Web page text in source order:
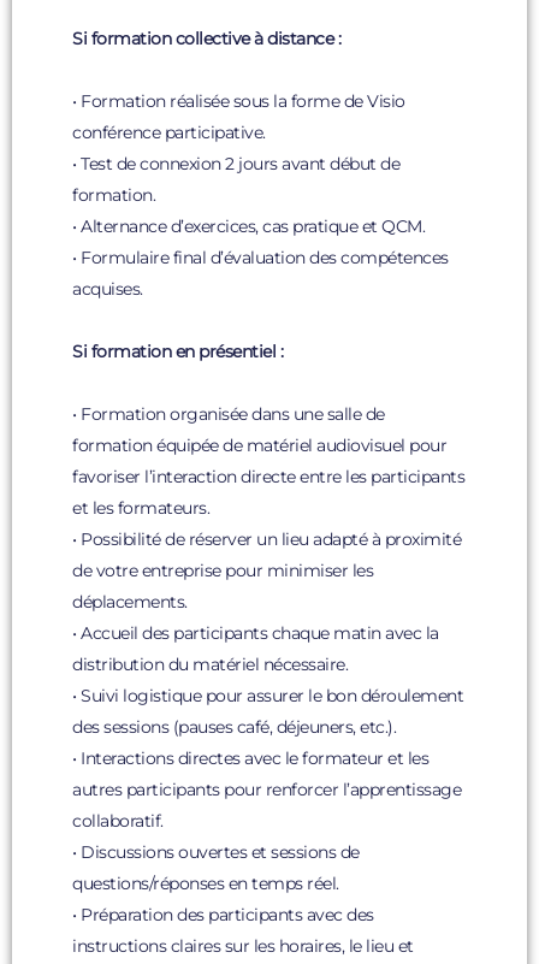
Si formation collective à distance :
• Formation réalisée sous la forme de Visio
conférence participative.
• Test de connexion 2 jours avant début de
formation.
• Alternance d’exercices, cas pratique et QCM.
• Formulaire final d’évaluation des compétences
acquises.
Si formation en présentiel :
• Formation organisée dans une salle de
formation équipée de matériel audiovisuel pour
favoriser l’interaction directe entre les participants
et les formateurs.
• Possibilité de réserver un lieu adapté à proximité
de votre entreprise pour minimiser les
déplacements.
• Accueil des participants chaque matin avec la
distribution du matériel nécessaire.
• Suivi logistique pour assurer le bon déroulement
des sessions (pauses café, déjeuners, etc.).
• Interactions directes avec le formateur et les
autres participants pour renforcer l’apprentissage
collaboratif.
• Discussions ouvertes et sessions de
questions/réponses en temps réel.
• Préparation des participants avec des
instructions claires sur les horaires, le lieu et